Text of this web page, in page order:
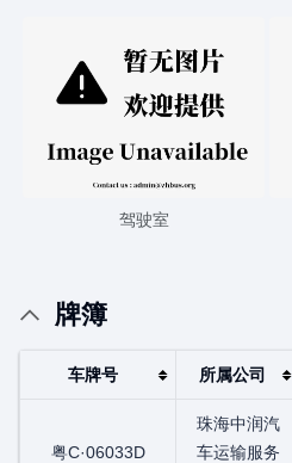
驾驶室
牌簿
车牌号 所属公司
粤C·06033D
珠海中润汽
车运输服务